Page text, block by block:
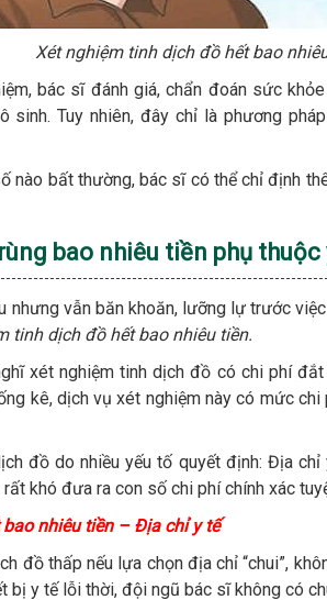
Xét nghiệm tinh dịch đồ hết bao
bác sĩ đánh giá, chẩn đoán sức
sinh. Tuy nhiên, đây chỉ là phương
nào bất thường, bác sĩ có thể chỉ định
bao nhiêu tiền phụ thuộc
nhưng vẫn băn khoăn, lưỡng lự trước
tinh dịch đồ hết bao nhiêu tiền.
xét nghiệm tinh dịch đồ có chi phí
kê, dịch vụ xét nghiệm này có mức
đồ do nhiều yếu tố quyết định: Địa
rất khó đưa ra con số chi phí chính xác
nhiêu tiền – Địa chỉ y tế
đồ thấp nếu lựa chọn địa chỉ “chui”,
bị y tế lỗi thời, đội ngũ bác sĩ không có